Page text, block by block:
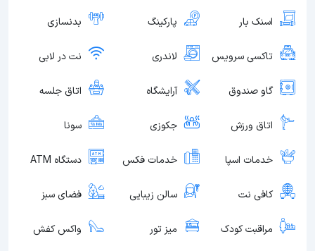
اسنک بار پارکینگ بدنسازی
تاکسی سرویس لاندری نت در لابی
گاو صندوق آرایشگاه اتاق جلسه
اتاق ورزش جکوزی سونا
خدمات اسپا خدمات فکس دستگاه ATM
کافی نت سالن زیبایی فضای سبز
مراقبت کودک میز تور واکس کفش